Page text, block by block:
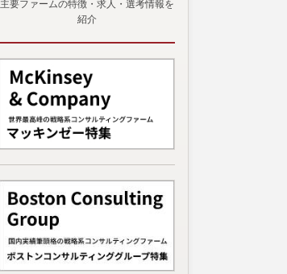
主要ファームの特徴・求人・選考情報を
紹介